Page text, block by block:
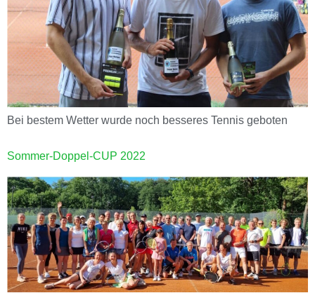
Bei bestem Wetter wurde noch besseres Tennis geboten
Sommer-Doppel-CUP 2022